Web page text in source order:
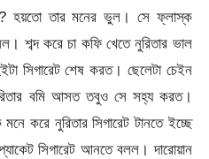
হয়তো তার মনের ভুল। সে ফ্লাস্ক
শব্দ করে চা কফি খেতে নুরিতার ভাল
সিগারেট শেষ করত। ছেলেটা চেইন
বমি আসত তবুও সে সহ্য করত।
করে নুরিতার সিগারেট টানতে ইচ্ছে
সিগারেট আনতে বলল। দারোয়ান